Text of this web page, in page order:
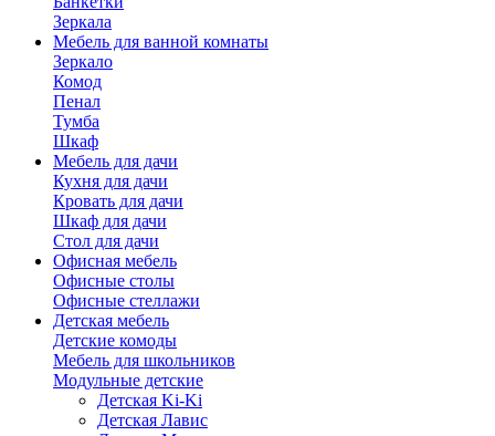
Зеркала
Мебель для ванной комнаты
Зеркало
Комод
Пенал
Тумба
Шкаф
Мебель для дачи
Кухня для дачи
Кровать для дачи
Шкаф для дачи
Стол для дачи
Офисная мебель
Офисные столы
Офисные стеллажи
Детская мебель
Детские комоды
Мебель для школьников
Модульные детские
Детская Ki-Ki
Детская Лавис